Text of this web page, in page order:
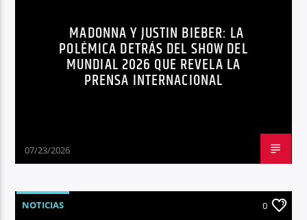
MADONNA Y JUSTIN BIEBER: LA
POLÉMICA DETRÁS DEL SHOW DEL
MUNDIAL 2026 QUE REVELA LA
PRENSA INTERNACIONAL
07/23/2026
NOTICIAS 0